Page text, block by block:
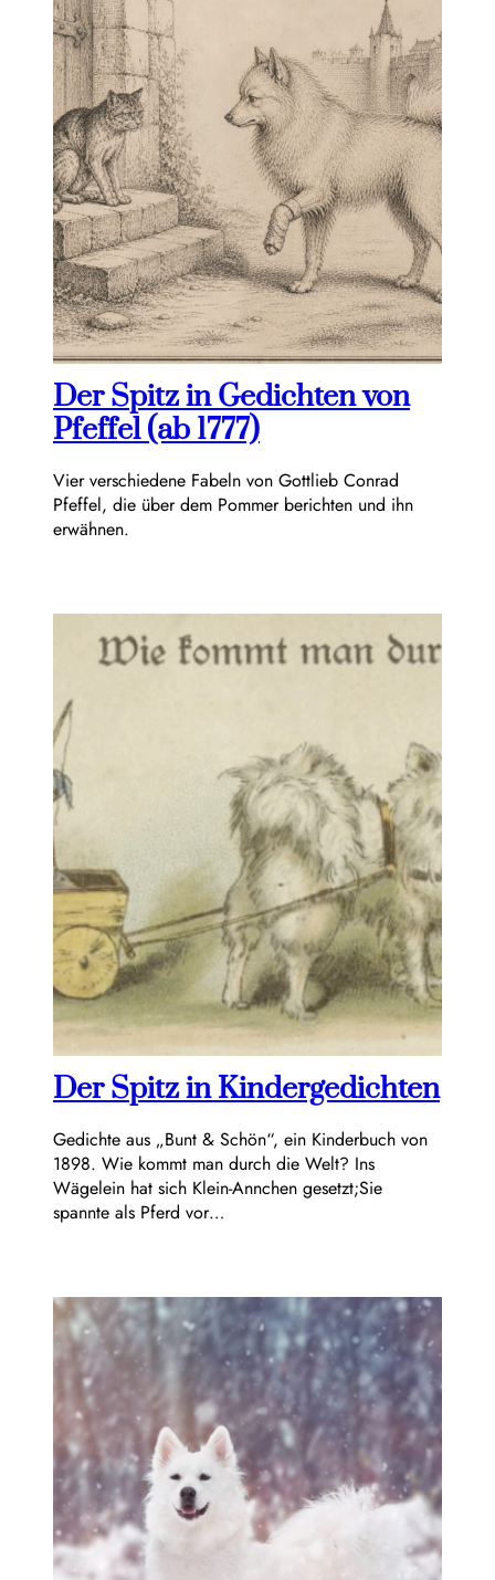
Der Spitz in Gedichten von
Pfeffel (ab 1777)
Vier verschiedene Fabeln von Gottlieb Conrad
Pfeffel, die über dem Pommer berichten und ihn
erwähnen.
Der Spitz in Kindergedichten
Gedichte aus „Bunt & Schön“, ein Kinderbuch von
1898. Wie kommt man durch die Welt? Ins
Wägelein hat sich Klein-Annchen gesetzt;Sie
spannte als Pferd vor…